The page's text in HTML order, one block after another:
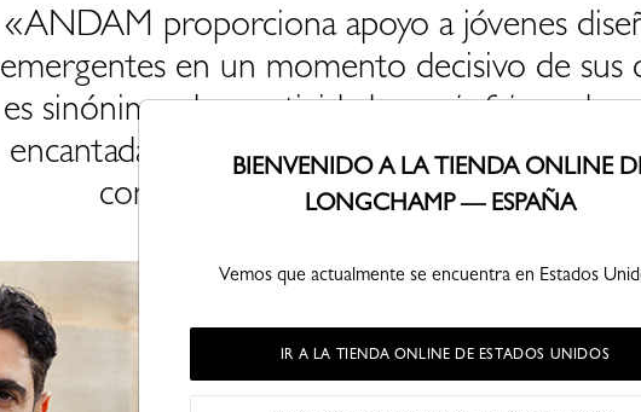
«ANDAM proporciona apoyo a jóvenes
emergentes en un momento decisivo de sus
es sinónimo de creatividad,savoir-fairey
encantada de ver hasta qué punto esta
comprometida con una moda más
BIENVENIDO A LA TIENDA ONLINE
LONGCHAMP — ESPAÑA
Vemos que actualmente se encuentra en Estados
IR A LA TIENDA ONLINE DE ESTADOS UNIDOS